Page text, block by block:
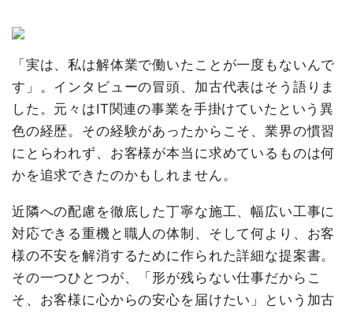
「実は、私は解体業で働いたことが一度もないんで
す」。インタビューの冒頭、加古代表はそう語りま
した。元々はIT関連の事業を手掛けていたという異
色の経歴。その経験があったからこそ、業界の慣習
にとらわれず、お客様が本当に求めているものは何
かを追求できたのかもしれません。
近隣への配慮を徹底した丁寧な施工、幅広い工事に
対応できる重機と職人の体制、そして何より、お客
様の不安を解消するために作られた詳細な提案書。
その一つひとつが、「形が残らない仕事だからこ
そ、お客様に心からの安心を届けたい」という加古